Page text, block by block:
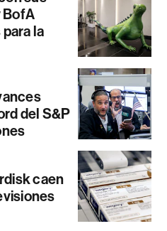
BofA
la
del S&P
caen